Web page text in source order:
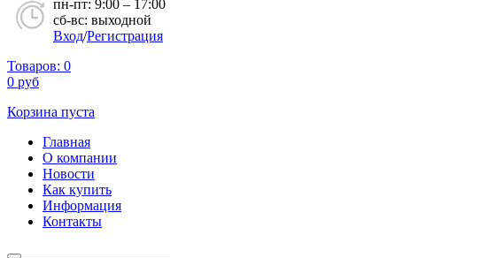
пн-пт: 9:00 – 17:00
сб-вс: выходной
Вход/Регистрация
Товаров: 0
0 руб
Корзина пуста
Главная
О компании
Новости
Как купить
Информация
Контакты